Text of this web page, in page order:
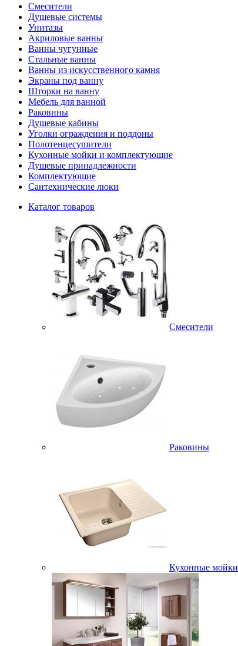
Смесители
Душевые системы
Унитазы
Акриловые ванны
Ванны чугунные
Стальные ванны
Ванны из искусственного камня
Экраны под ванну
Шторки на ванну
Мебель для ванной
Раковины
Душевые кабины
Уголки ограждения и поддоны
Полотенцесушители
Кухонные мойки и комплектующие
Душевые принадлежности
Комплектующие
Сантехнические люки
Каталог товаров
Смесители
Раковины
Кухонные мойки